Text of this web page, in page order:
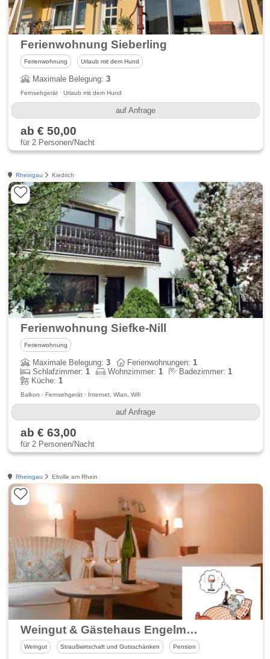
Ferienwohnung Sieberling
Ferienwohnung Urlaub mit dem Hund
Maximale Belegung:3
Fernsehgerät · Urlaub mit dem Hund
auf Anfrage
ab € 50,00
für 2 Personen/Nacht
Rheingau Kiedrich
Ferienwohnung Siefke-Nill
Ferienwohnung
Maximale Belegung:3 Ferienwohnungen:1
Schlafzimmer:1 Wohnzimmer:1 Badezimmer:1
Küche:1
Balkon · Fernsehgerät · Internet, Wlan, Wifi
auf Anfrage
ab € 63,00
für 2 Personen/Nacht
Rheingau Eltville am Rhein
Weingut & Gästehaus Engelmann-Schlepper
Weingut Straußwirtschaft und Gutsschänken Pension